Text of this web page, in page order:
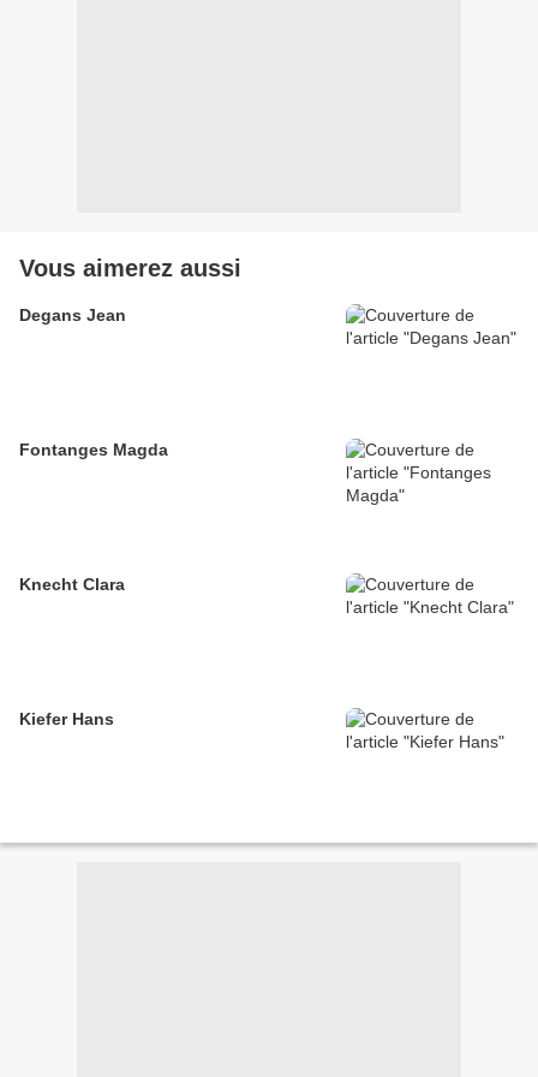
Vous aimerez aussi
Degans Jean
Fontanges Magda
Knecht Clara
Kiefer Hans